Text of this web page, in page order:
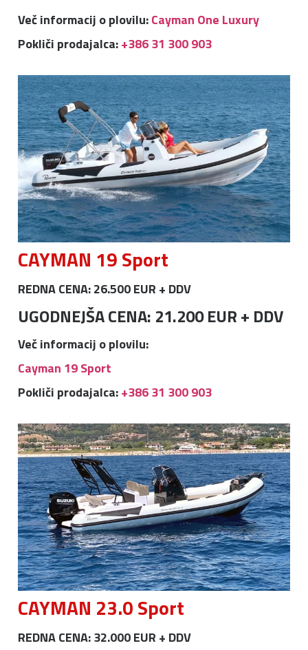
Več informacij o plovilu:Cayman One Luxury
Pokliči prodajalca:+386 31 300 903
CAYMAN 19 Sport
REDNA CENA: 26.500 EUR + DDV
UGODNEJŠA CENA: 21.200 EUR + DDV
Več informacij o plovilu:
Cayman 19 Sport
Pokliči prodajalca:+386 31 300 903
CAYMAN 23.0 Sport
REDNA CENA: 32.000 EUR + DDV